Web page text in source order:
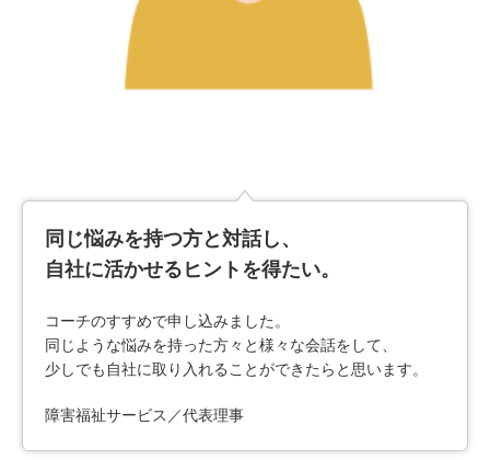
同じ悩みを持つ方と対話し、
自社に活かせるヒントを得たい。
コーチのすすめで申し込みました。
同じような悩みを持った方々と様々な会話をして、
少しでも自社に取り入れることができたらと思います。
障害福祉サービス／代表理事